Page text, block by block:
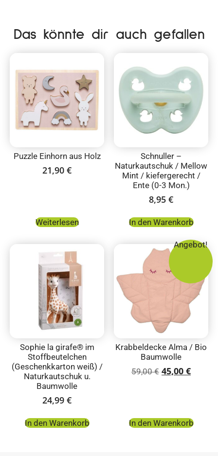
Das könnte dir auch gefallen
Puzzle Einhorn aus Holz
21,90 €
Weiterlesen
Schnuller –
Naturkautschuk / Mellow
Mint / kiefergerecht /
Ente (0-3 Mon.)
8,95 €
In den Warenkorb
Sophie la girafe® im
Stoffbeutelchen
(Geschenkkarton weiß) /
Naturkautschuk u.
Baumwolle
24,99 €
In den Warenkorb
Angebot!
Krabbeldecke Alma / Bio
Baumwolle
59,00€ 45,00 €
In den Warenkorb